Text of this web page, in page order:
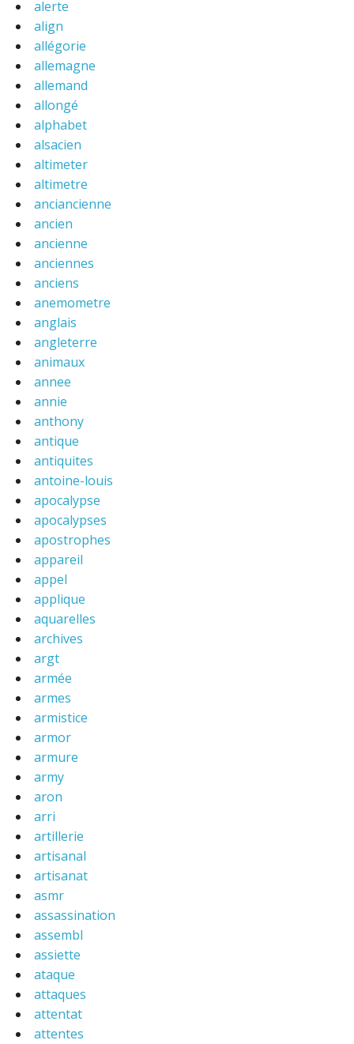
alerte
align
allégorie
allemagne
allemand
allongé
alphabet
alsacien
altimeter
altimetre
anciancienne
ancien
ancienne
anciennes
anciens
anemometre
anglais
angleterre
animaux
annee
annie
anthony
antique
antiquites
antoine-louis
apocalypse
apocalypses
apostrophes
appareil
appel
applique
aquarelles
archives
argt
armée
armes
armistice
armor
armure
army
aron
arri
artillerie
artisanal
artisanat
asmr
assassination
assembl
assiette
ataque
attaques
attentat
attentes